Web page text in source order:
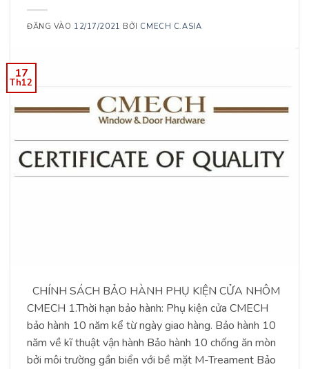
ĐĂNG VÀO 12/17/2021 BỞI CMECH C.ASIA
17
Th12
CHÍNH SÁCH BẢO HÀNH PHỤ KIỆN CỬA NHÔM
CMECH 1.Thời hạn bảo hành: Phụ kiện cửa CMECH
bảo hành 10 năm kể từ ngày giao hàng. Bảo hành 10
năm về kĩ thuật vận hành Bảo hành 10 chống ăn mòn
bởi môi trường gần biển với bề mặt M-Treament Bảo